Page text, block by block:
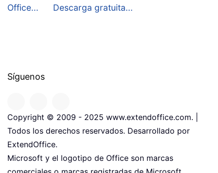
Office...
Descarga gratuita...
Síguenos
Copyright © 2009 - 2025 www.extendoffice.com. |
Todos los derechos reservados. Desarrollado por
ExtendOffice.
Microsoft y el logotipo de Office son marcas